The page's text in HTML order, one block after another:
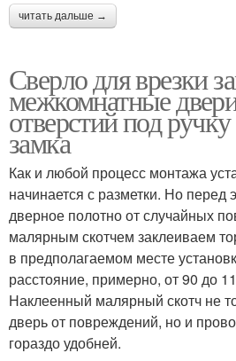
читать дальше →
Сверло для врезки
межкомнатные
отверстий под
замка
Как и любой процесс монтажа
начинается с разметки. Но перед
дверное полотно от случайных
малярным скотчем заклеиваем
в предполагаемом месте
расстояние, примерно, от 90 до
Наклеенный малярный скотч не
дверь от повреждений, но и
гораздо удобней.